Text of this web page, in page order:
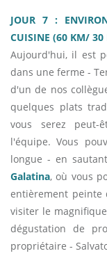
JOUR 7 :
CUISINE (60 KM/ 30
Aujourd'hui, il est
dans une ferme -
d'un de nos
quelques plats
vous serez peut-
l'équipe. Vous
longue - en
Galatina, où vous
entièrement peinte
visiter le
dégustation de
propriétaire -